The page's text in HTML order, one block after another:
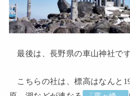
最後は、長野県の車山神社です
こちらの社は、標高はなんと